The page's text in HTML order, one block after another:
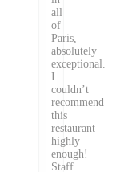
all
of
Paris,
absolutely
exceptional.
I
couldn’t
recommend
this
restaurant
highly
enough!
Staff